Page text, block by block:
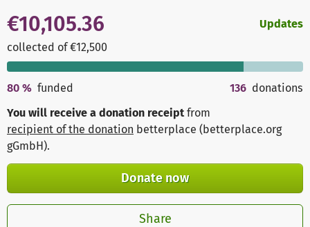
€10,105.36
collected of €12,500
Updates
80 % funded 136 donations
You will receive a donation receipt from
recipient of the donation betterplace (betterplace.org
gGmbH).
Donate now
Share